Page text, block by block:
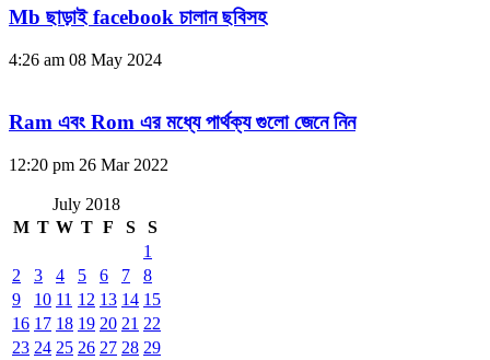
Mb ছাড়াই facebook চালান ছবিসহ
4:26 am 08 May 2024
Ram এবং Rom এর মধ্যে পার্থক্য গুলো জেনে নিন
12:20 pm 26 Mar 2022
July 2018
M T W T F S
S
1
2
3 4 5 6 7
8
9
10 11 12 13 14 15
16 17 18 19 20 21 22
23 24 25 26 27 28 29